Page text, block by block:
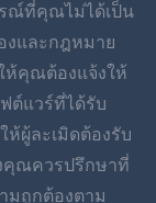
ณ์ที่คุณไม่ได้เป็น
งและกฎหมาย
คุณต้องแจ้งให้
ต์แวร์ที่ได้รับ
ผู้ละเมิดต้องรับ
คุณควรปรึกษาที่
มถูกต้องตาม